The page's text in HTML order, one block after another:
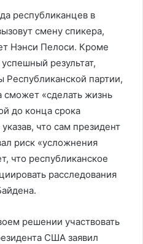
республиканцев в
смену спикера,
Нэнси Пелоси. Кроме
результат,
партии,
сможет «сделать жизнь
до конца срока
что сам президент
риск «усложнения
что республиканское
расследования
решении участвовать
США заявил